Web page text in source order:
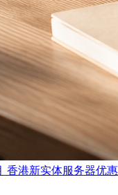
港新实体服务器优